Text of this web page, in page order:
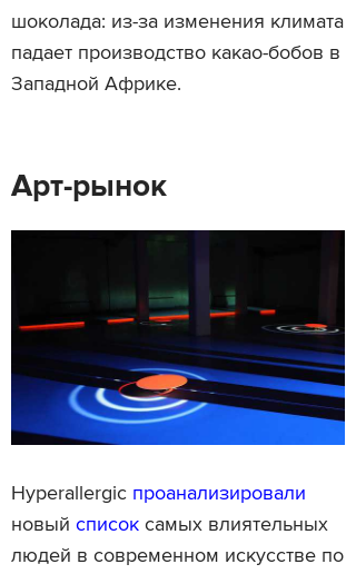
шоколада: из-за изменения климата
падает производство какао-бобов в
Западной Африке.
Арт-рынок
Hyperallergic проанализировали
новый список самых влиятельных
людей в современном искусстве по